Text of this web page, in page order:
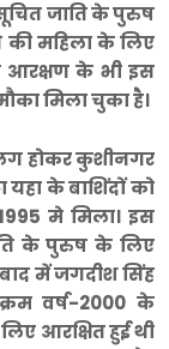
जाति के पुरुष
की महिला के लिए
आरक्षण के भी इस
मिला चुका है।
होकर कुशीनगर
के बाशिंदों को
मे मिला। इस
के पुरुष के लिए
में जगदीश सिंह
वर्ष-2000 के
आरक्षित हुई थी